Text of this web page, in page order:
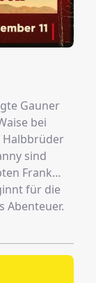
Gauner
bei
Halbbrüder
sind
Frank
für die
Abenteuer.